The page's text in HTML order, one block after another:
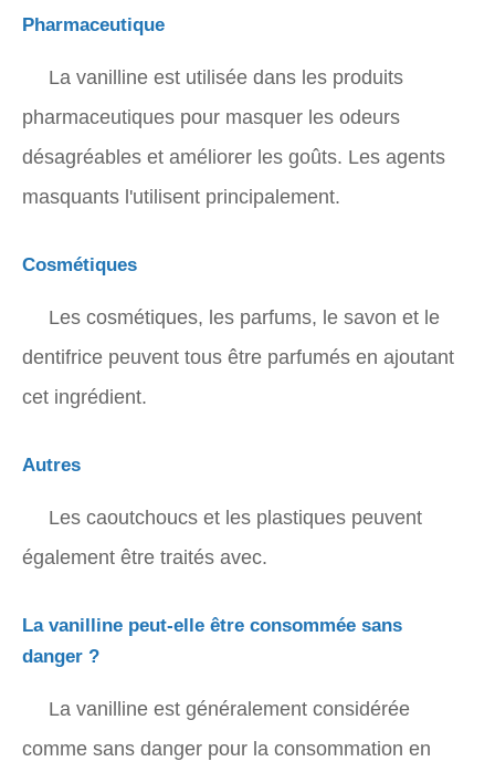
Pharmaceutique
La vanilline est utilisée dans les produits
pharmaceutiques pour masquer les odeurs
désagréables et améliorer les goûts. Les agents
masquants l'utilisent principalement.
Cosmétiques
Les cosmétiques, les parfums, le savon et le
dentifrice peuvent tous être parfumés en ajoutant
cet ingrédient.
Autres
Les caoutchoucs et les plastiques peuvent
également être traités avec.
La vanilline peut-elle être consommée sans
danger ?
La vanilline est généralement considérée
comme sans danger pour la consommation en